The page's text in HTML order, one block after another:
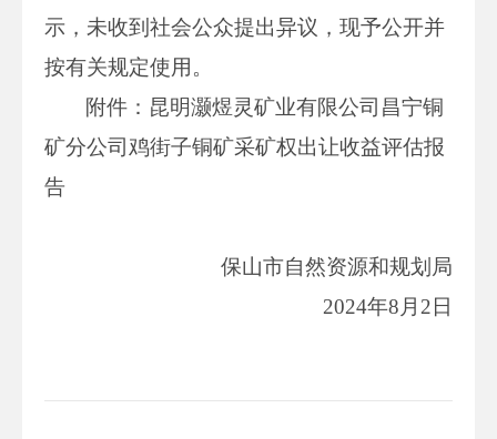
示，未收到社会公众提出异议，现予公开并
按有关规定使用。
附件：昆明灏煜灵矿业有限公司昌宁铜
矿分公司鸡街子铜矿采矿权出让收益评估报
告
保山市自然资源和规划局
2024年8月2日